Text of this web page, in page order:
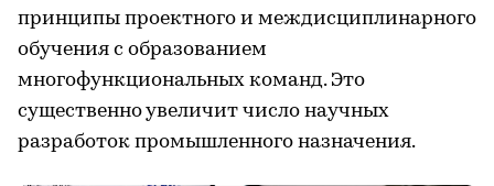
принципы проектного и междисциплинарного
обучения с образованием
многофункциональных команд. Это
существенно увеличит число научных
разработок промышленного назначения.